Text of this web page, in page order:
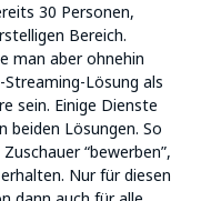
30 Personen,
Bereich.
man aber ohnehin
Lösung als
sein. Einige Dienste
beiden Lösungen. So
“bewerben”,
Nur für diesen